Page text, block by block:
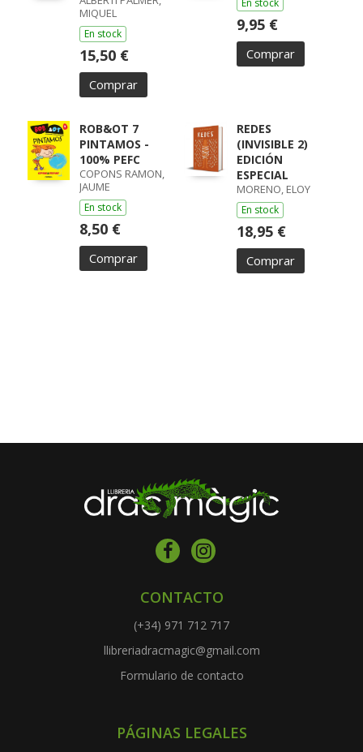
MIQUEL
En stock
15,50 €
Comprar
En stock
9,95 €
Comprar
ROB&OT 7
PINTAMOS -
100% PEFC
COPONS RAMON,
JAUME
En stock
8,50 €
Comprar
REDES
(INVISIBLE 2)
EDICIÓN
ESPECIAL
MORENO, ELOY
En stock
18,95 €
Comprar
CONTACTO
(+34) 971 712 717
llibreriadracmagic@gmail.com
Formulario de contacto
PÁGINAS LEGALES